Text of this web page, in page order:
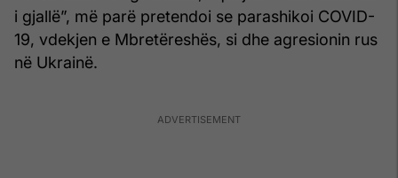
i gjallë”, më parë pretendoi se parashikoi COVID-
19, vdekjen e Mbretëreshës, si dhe agresionin rus
në Ukrainë.